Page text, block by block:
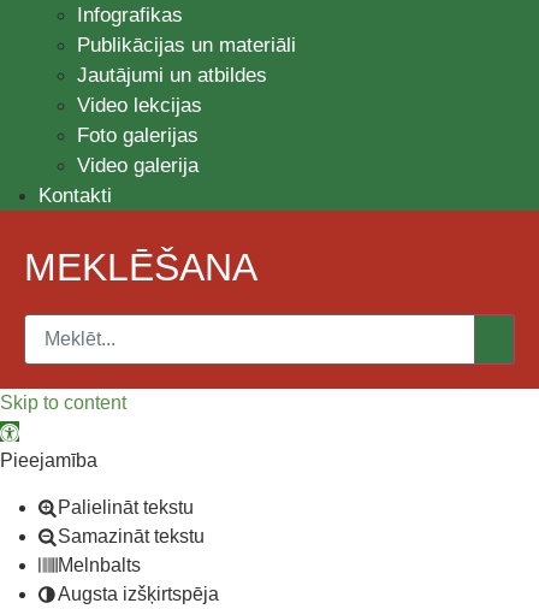
Infografikas
Publikācijas un materiāli
Jautājumi un atbildes
Video lekcijas
Foto galerijas
Video galerija
Kontakti
MEKLĒŠANA
Skip to content
Open toolbar
Pieejamība
Palielināt tekstu
Samazināt tekstu
Melnbalts
Augsta izšķirtspēja